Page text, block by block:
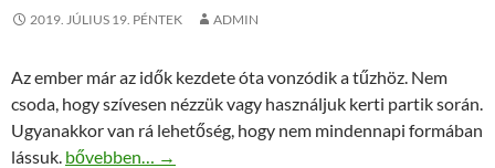
2019. JÚLIUS 19. PÉNTEK ADMIN
Az ember már az idők kezdete óta vonzódik a tűzhöz. Nem
csoda, hogy szívesen nézzük vagy használjuk kerti partik során.
Ugyanakkor van rá lehetőség, hogy nem mindennapi formában
lássuk. Szemet gyönyörködtető tűzzsonglőr produkció
bővebben… →